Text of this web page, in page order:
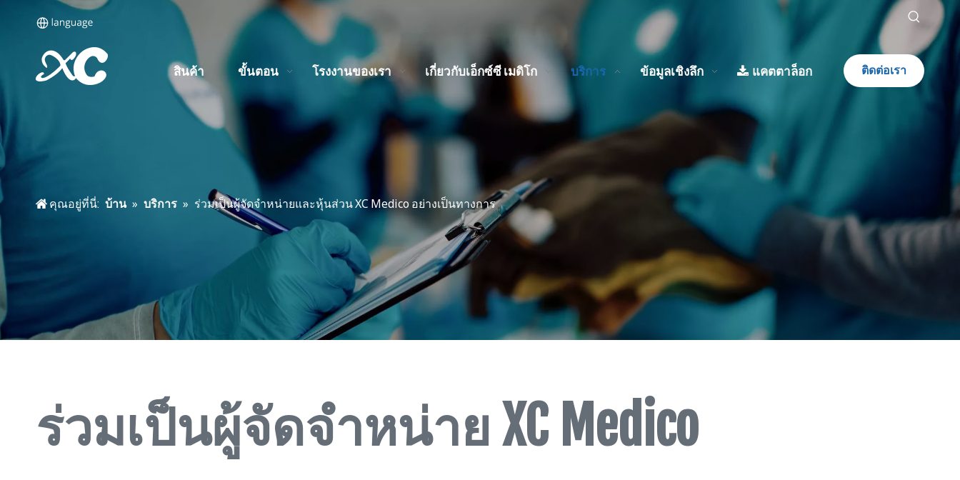
สินค้า ขั้นตอน โรงงานของเรา เกี่ยวกับเอ็กซ์ซี เมดิโก บริการ ข้อมูลเชิงลึก แคตตาล็อก ติดต่อเรา
คุณอยู่ที่นี่: บ้าน » บริการ » ร่วมเป็นผู้จัดจำหน่ายและหุ้นส่วน XC Medico อย่างเป็นทางการ
ร่วมเป็นผู้จัดจำหน่าย XC Medico